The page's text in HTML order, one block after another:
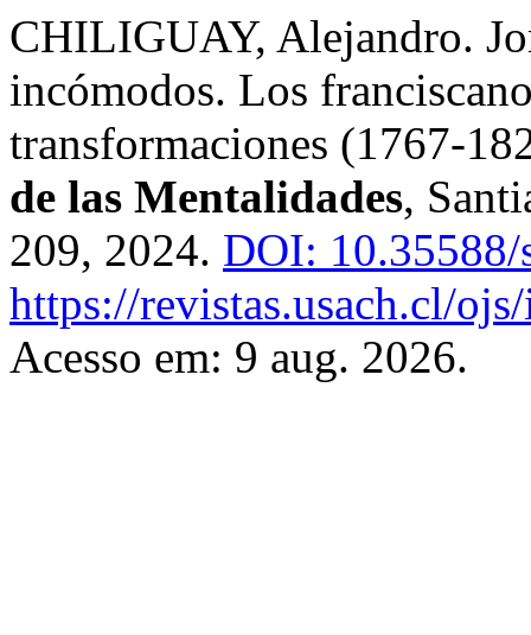
CHILIGUAY, Alejandro.
incómodos. Los
transformaciones (1767-
de las Mentalidades,
209, 2024. DOI: 10.35588/
https://revistas.usach.cl/
Acesso em: 9 aug. 2026.